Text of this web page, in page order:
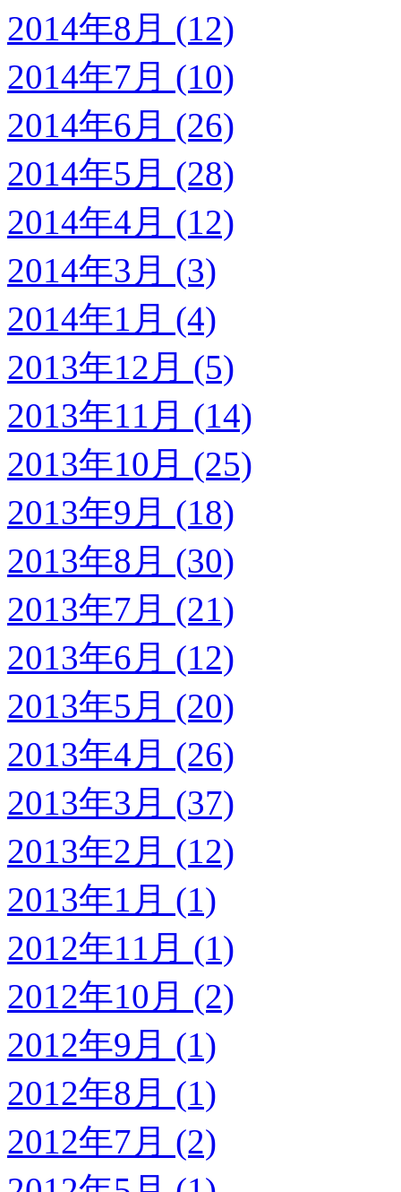
2014年8月 (12)
2014年7月 (10)
2014年6月 (26)
2014年5月 (28)
2014年4月 (12)
2014年3月 (3)
2014年1月 (4)
2013年12月 (5)
2013年11月 (14)
2013年10月 (25)
2013年9月 (18)
2013年8月 (30)
2013年7月 (21)
2013年6月 (12)
2013年5月 (20)
2013年4月 (26)
2013年3月 (37)
2013年2月 (12)
2013年1月 (1)
2012年11月 (1)
2012年10月 (2)
2012年9月 (1)
2012年8月 (1)
2012年7月 (2)